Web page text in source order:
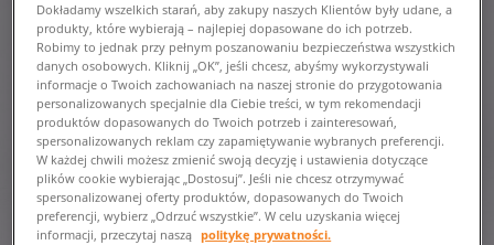
Dokładamy wszelkich starań, aby zakupy naszych Klientów były udane, a
produkty, które wybierają – najlepiej dopasowane do ich potrzeb.
Robimy to jednak przy pełnym poszanowaniu bezpieczeństwa wszystkich
danych osobowych. Kliknij „OK”, jeśli chcesz, abyśmy wykorzystywali
informacje o Twoich zachowaniach na naszej stronie do przygotowania
personalizowanych specjalnie dla Ciebie treści, w tym rekomendacji
produktów dopasowanych do Twoich potrzeb i zainteresowań,
spersonalizowanych reklam czy zapamiętywanie wybranych preferencji.
W każdej chwili możesz zmienić swoją decyzję i ustawienia dotyczące
plików cookie wybierając „Dostosuj”. Jeśli nie chcesz otrzymywać
spersonalizowanej oferty produktów, dopasowanych do Twoich
preferencji, wybierz „Odrzuć wszystkie”. W celu uzyskania więcej
informacji, przeczytaj naszą politykę prywatności.